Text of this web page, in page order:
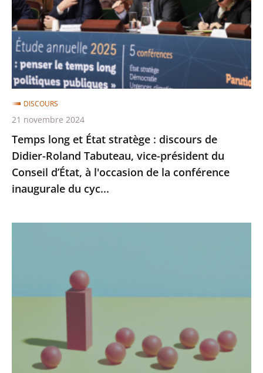
stratège
:
discours
de
Didier-
Roland
Tabuteau,
vice-
président
du
Conseil
d’État,
l'occasion
Temps long et État stratège : discours de
Didier-Roland Tabuteau, vice-président du
Conseil d’État, à l'occasion de la conférence
inaugurale du cyc...
DISCOURS
21 novembre 2024
juge"
de
Didier-